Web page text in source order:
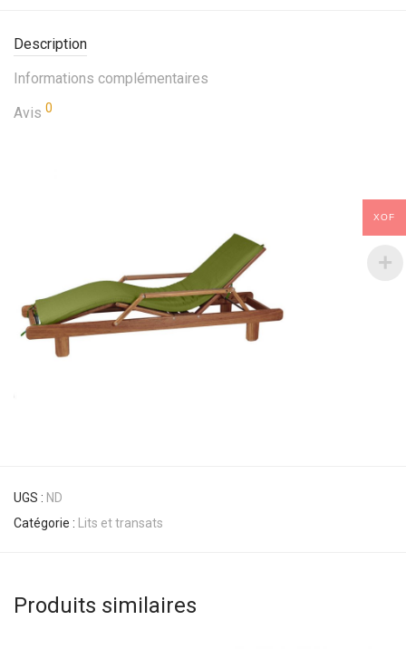
Description
Informations complémentaires
Avis 0
UGS : ND
Catégorie :
Lits et transats
Produits similaires
XOF